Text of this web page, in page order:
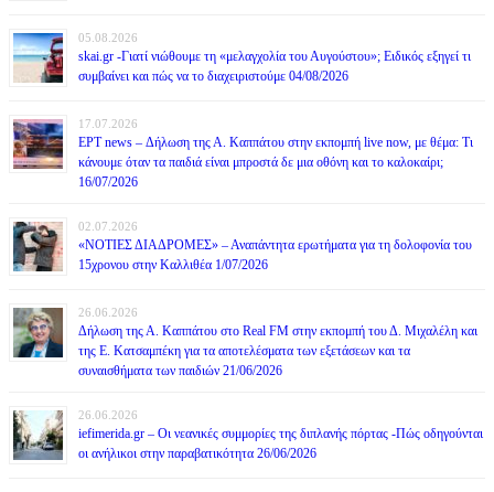
05.08.2026
skai.gr -Γιατί νιώθουμε τη «μελαγχολία του Αυγούστου»; Ειδικός εξηγεί τι
συμβαίνει και πώς να το διαχειριστούμε 04/08/2026
17.07.2026
ΕΡΤ news – Δήλωση της Α. Καππάτου στην εκπομπή live now, με θέμα: Τι
κάνουμε όταν τα παιδιά είναι μπροστά δε μια οθόνη και το καλοκαίρι;
16/07/2026
02.07.2026
«ΝΟΤΙΕΣ ΔΙΑΔΡΟΜΕΣ» – Αναπάντητα ερωτήματα για τη δολοφονία του
15χρονου στην Καλλιθέα 1/07/2026
26.06.2026
Δήλωση της Α. Καππάτου στο Real FM στην εκπομπή του Δ. Μιχαλέλη και
της Ε. Κατσαμπέκη για τα αποτελέσματα των εξετάσεων και τα
συναισθήματα των παιδιών 21/06/2026
26.06.2026
iefimerida.gr – Οι νεανικές συμμορίες της διπλανής πόρτας -Πώς οδηγούνται
οι ανήλικοι στην παραβατικότητα 26/06/2026